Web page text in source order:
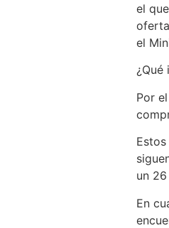
el
el
Por
un 26
En